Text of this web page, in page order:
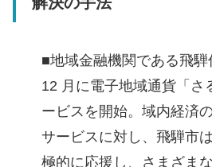
■地域金融機関である飛
12 月に電子地域通貨「さ
ービスを開始。域内経済
サービスに対し、飛騨市
極的に応援し、さまざま